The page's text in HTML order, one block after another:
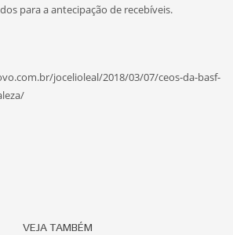
para a antecipação de recebíveis.
jocelioleal/2018/03/07/ceos-da-basf-
VEJA TAMBÉM